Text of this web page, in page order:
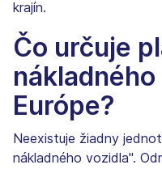
krajín.
Čo určuje
Európe?
Neexistuje žiadny
nákladného vozidla".